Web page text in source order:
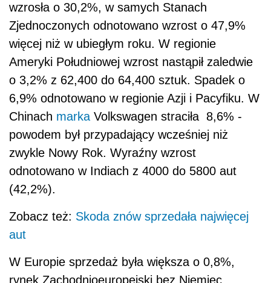
wzrosła o 30,2%, w samych Stanach
Zjednoczonych odnotowano wzrost o 47,9%
więcej niż w ubiegłym roku. W regionie
Ameryki Południowej wzrost nastąpił zaledwie
o 3,2% z 62,400 do 64,400 sztuk. Spadek o
6,9% odnotowano w regionie Azji i Pacyfiku. W
Chinach marka Volkswagen straciła 8,6% -
powodem był przypadający wcześniej niż
zwykle Nowy Rok. Wyraźny wzrost
odnotowano w Indiach z 4000 do 5800 aut
(42,2%).
Zobacz też: Skoda znów sprzedała najwięcej
aut
W Europie sprzedaż była większa o 0,8%,
rynek Zachodnioeuropejski bez Niemiec